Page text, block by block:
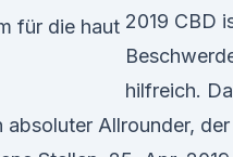
2019 CBD
hilfreich.
absoluter Allrounder,